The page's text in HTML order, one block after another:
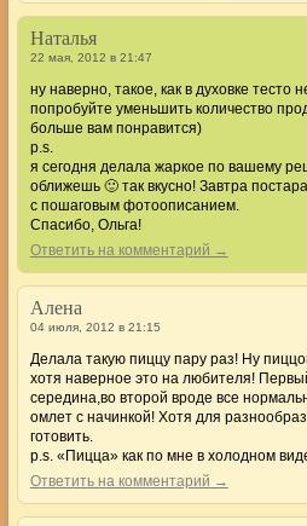
Наталья
22 мая, 2012 в 21:47
ну наверно, такое, как в духовке тесто
попробуйте уменьшить количество
больше вам понравится)
p.s.
я сегодня делала жаркое по вашему
оближешь 🙂 так вкусно! Завтра
с пошаговым фотоописанием.
Спасибо, Ольга!
Ответить на комментарий →
Алена
04 июля, 2012 в 21:15
Делала такую пиццу пару раз! Ну
хотя наверное это на любителя!
середина,во второй вроде все
омлет с начинкой! Хотя для
готовить.
p.s. «Пицца» как по мне в холодном
Ответить на комментарий →